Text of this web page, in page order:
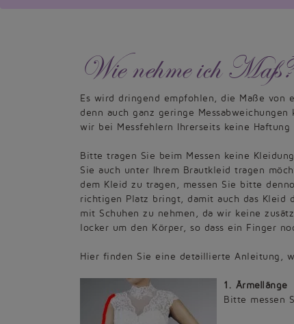
Wie nehme ich
Es wird dringend empfohlen, die Maße von
denn auch ganz geringe
wir bei Messfehlern Ihrerseits keine Haftung
Bitte tragen Sie beim Messen keine
Sie auch unter Ihrem Brautkleid tragen
dem Kleid zu tragen, messen Sie bitte
richtigen Platz bringt, damit auch das Kleid
mit Schuhen zu nehmen, da wir keine
locker um den Körper, so dass ein Finger
Hier finden Sie eine detaillierte Anleitung,
1. Ärmellänge
Bitte messen